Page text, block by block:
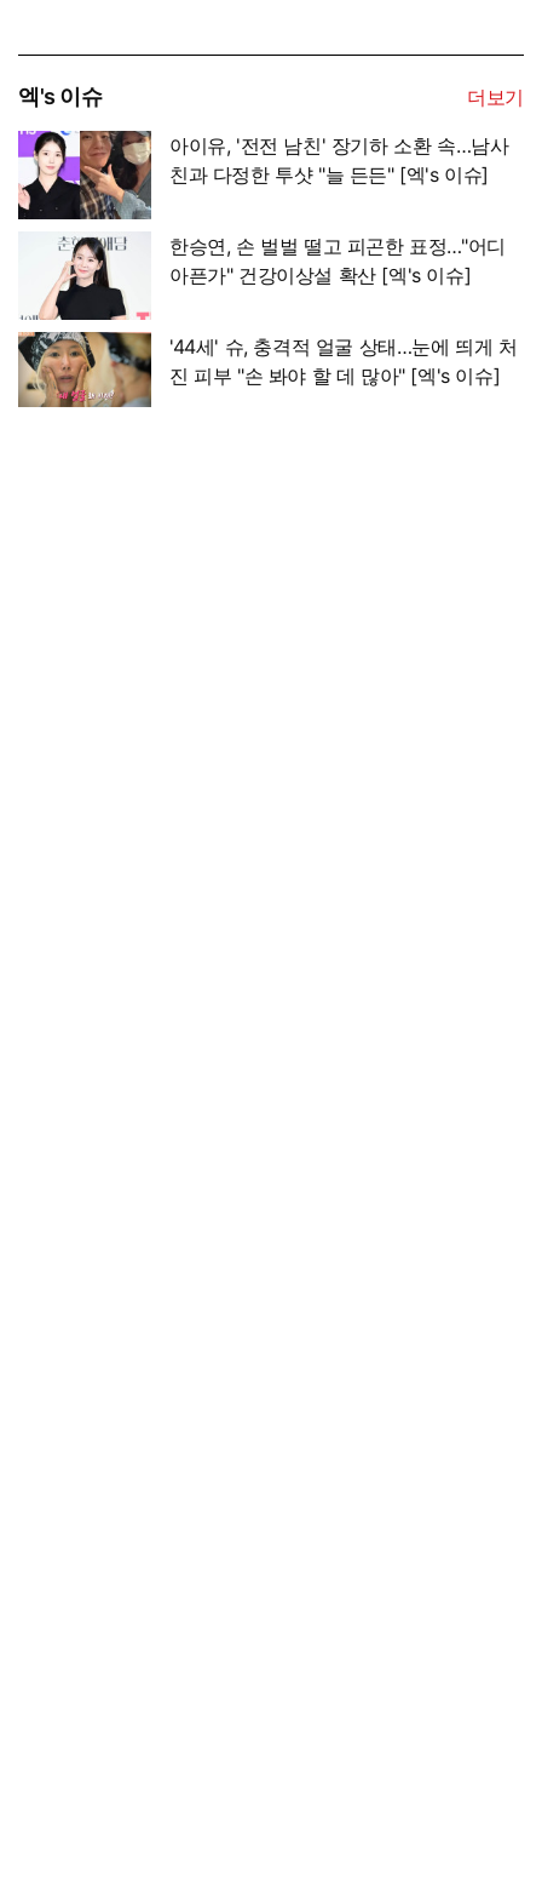
엑's 이슈
더보기
아이유, '전전 남친' 장기하 소환 속…남사
친과 다정한 투샷 "늘 든든" [엑's 이슈]
한승연, 손 벌벌 떨고 피곤한 표정…"어디
아픈가" 건강이상설 확산 [엑's 이슈]
'44세' 슈, 충격적 얼굴 상태…눈에 띄게 처
진 피부 "손 봐야 할 데 많아" [엑's 이슈]